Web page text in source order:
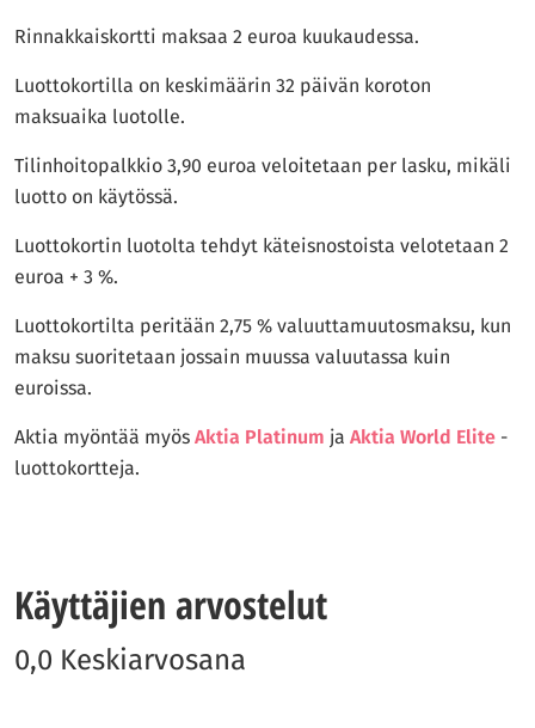
Rinnakkaiskortti maksaa 2 euroa kuukaudessa.
Luottokortilla on keskimäärin 32 päivän koroton
maksuaika luotolle.
Tilinhoitopalkkio 3,90 euroa veloitetaan per lasku, mikäli
luotto on käytössä.
Luottokortin luotolta tehdyt käteisnostoista velotetaan 2
euroa + 3 %.
Luottokortilta peritään 2,75 % valuuttamuutosmaksu, kun
maksu suoritetaan jossain muussa valuutassa kuin
euroissa.
Aktia myöntää myös Aktia Platinum ja Aktia World Elite -
luottokortteja.
Käyttäjien arvostelut
0,0 Keskiarvosana